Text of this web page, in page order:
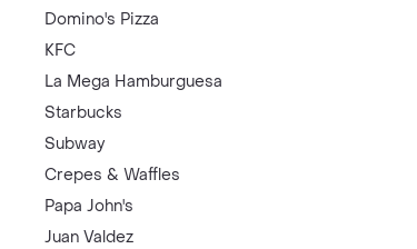
Domino's Pizza
KFC
La Mega Hamburguesa
Starbucks
Subway
Crepes & Waffles
Papa John's
Juan Valdez